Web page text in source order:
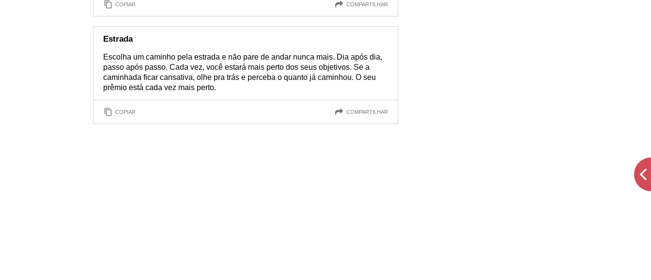
COPIAR COMPARTILHAR
Estrada
Escolha um caminho pela estrada e não pare de andar nunca mais. Dia após dia,
passo após passo. Cada vez, você estará mais perto dos seus objetivos. Se a
caminhada ficar cansativa, olhe pra trás e perceba o quanto já caminhou. O seu
prêmio está cada vez mais perto.
COPIAR COMPARTILHAR